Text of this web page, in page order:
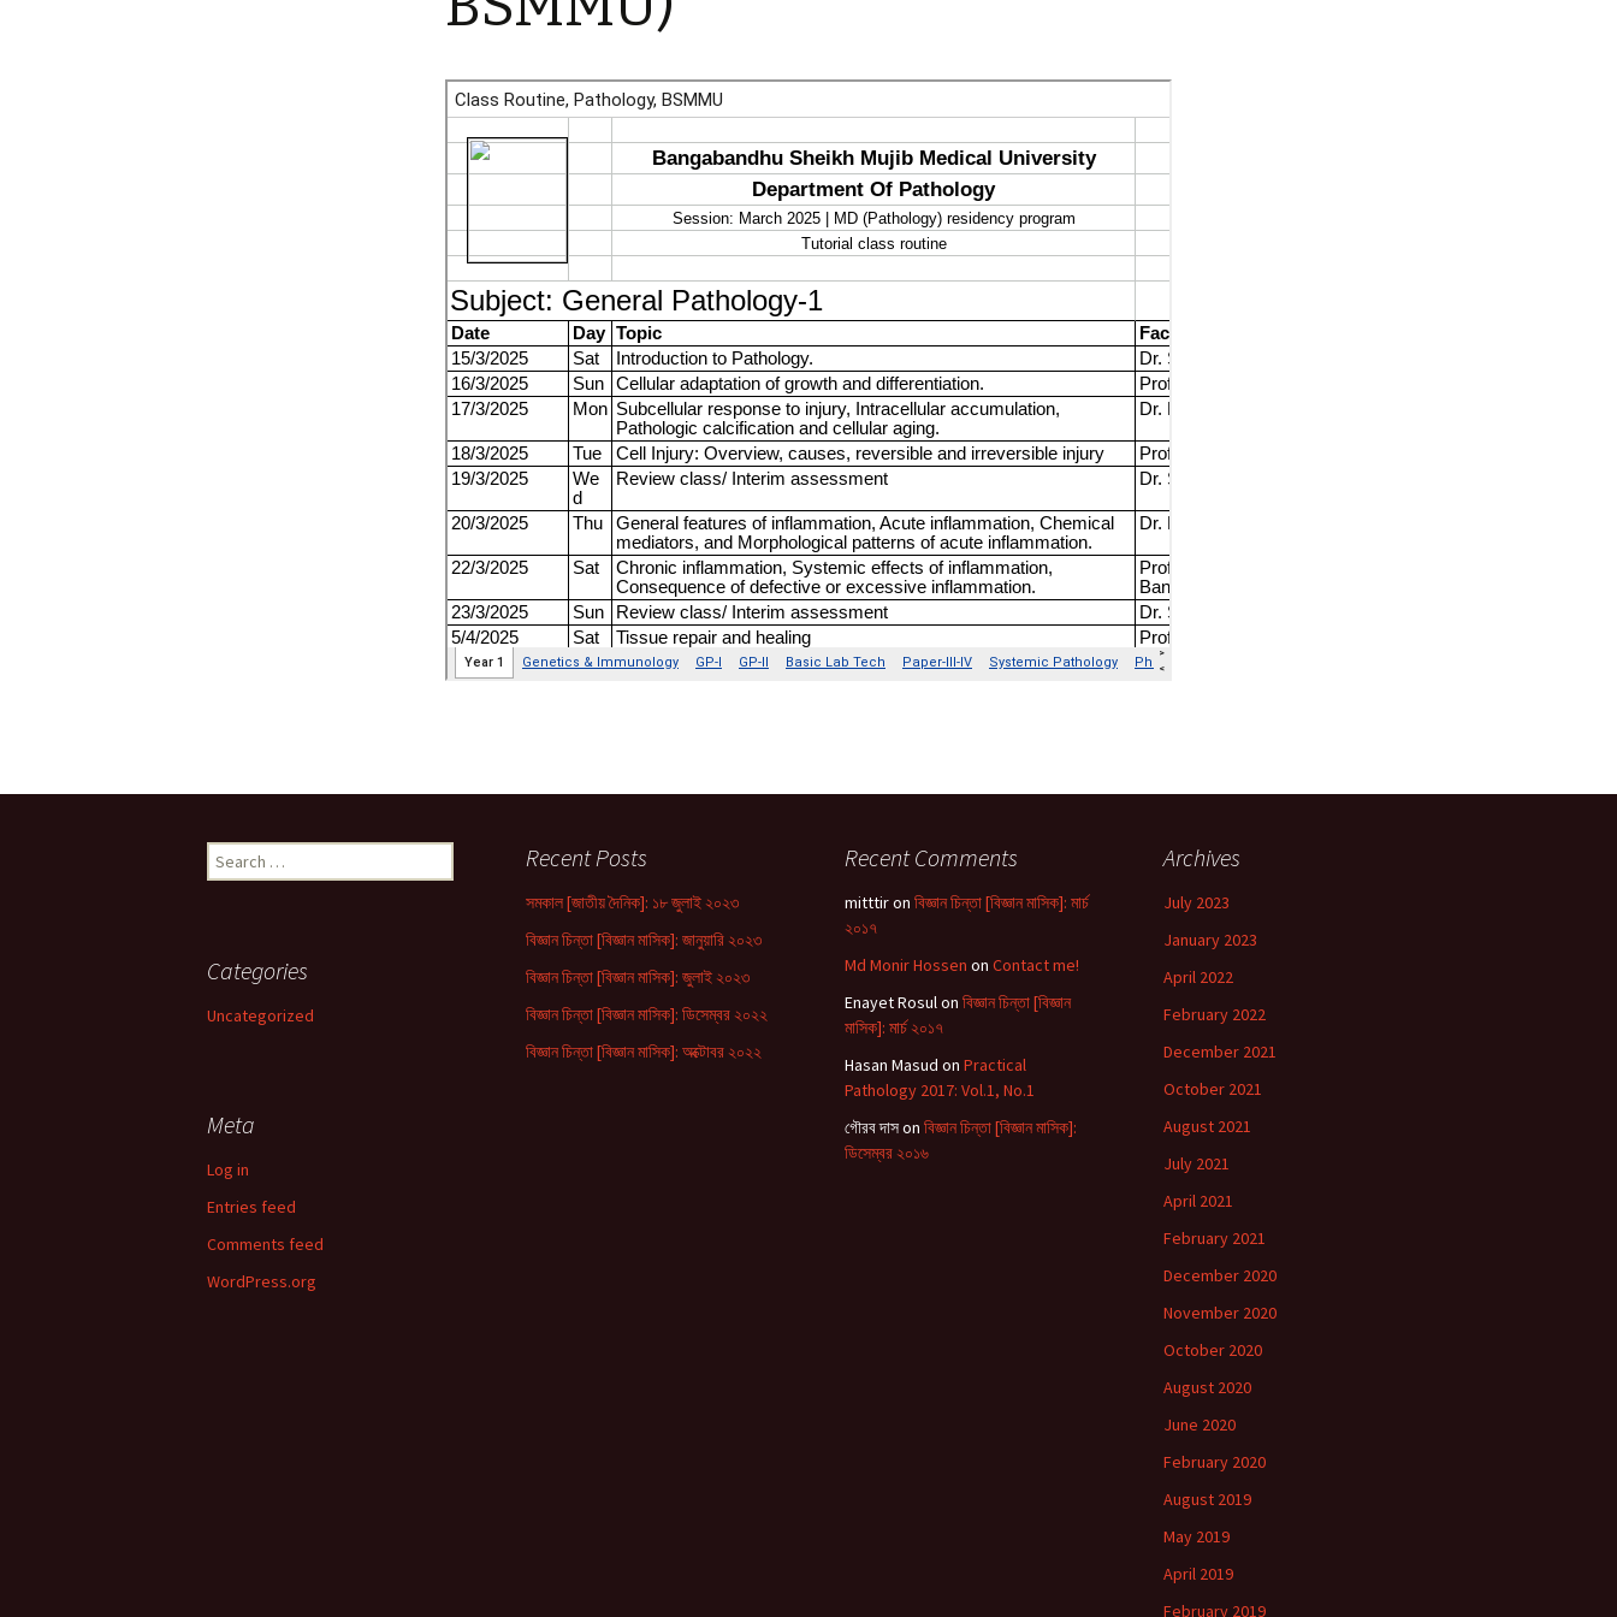
Bhabchho
Hatekolome Biggan 2
করোনা বৃত্তান্ত | Corona
Brittanto
হাতেকলমে বিজ্ঞান |
Hatekolome Biggan
জীববিজ্ঞানের যত জিজ্ঞাসা |
Jibbigganer Joto Jiggasa
জীবনের গাণিতিক রহস্য: পপুলেশন
Jiboner Ganitik
Rohossyo: Population
Genetics O Game Theory
জ্যোতির্পদার্থবিজ্ঞান : লক্ষ্য যখন
অলিম্পিয়াড | Jyotirbiggan o
Jyotirpodarthobiggan :
Lokkho Jokhon Olympiad
জাতীয় চিকিৎসা জীবপ্রযুক্তি
কর্মপরিকল্পনা (২০১৮-২০২৭) |
জীববিজ্ঞান: নবম-দশম শ্রেণি |
বুঝে করি জ্যামিতি | Bujhe Kori
Jyamiti
জীববিজ্ঞান অলিম্পিয়াড সংকলন |
আমার প্রথম গণিত বই | Amar
Prothom Gonit Boi
Altruism
Hardy-Weinberg
Simulator
Universal Numerical Base
Converter
Probabilistic
Value of Pi by Buffon’s
Needle
Expected Value vs. Trial
Length
Proabilistic
Determination of the
Value of e by Shuffling
Coin-toss and DNA
Cointoss Simulation to
Count Heads and Tails
Search
for:
Recent Posts
সমকাল [জাতীয় দৈনিক]: ১৮ জুলাই ২০২৩
বিজ্ঞান চিন্তা [বিজ্ঞান মাসিক]: জানুয়ারি ২০২৩
বিজ্ঞান চিন্তা [বিজ্ঞান মাসিক]: জুলাই ২০২৩
বিজ্ঞান চিন্তা [বিজ্ঞান মাসিক]: ডিসেম্বর ২০২২
বিজ্ঞান চিন্তা [বিজ্ঞান মাসিক]: অক্টোবর ২০২২
Recent Comments
mitttiron বিজ্ঞান চিন্তা [বিজ্ঞান মাসিক]: মার্চ
২০১৭
Md Monir Hossen on Contact me!
Enayet Rosulon বিজ্ঞান চিন্তা [বিজ্ঞান
মাসিক]: মার্চ ২০১৭
Hasan Masud on Practical
Pathology 2017: Vol.1, No.1
গৌরব দাসon বিজ্ঞান চিন্তা [বিজ্ঞান মাসিক]:
ডিসেম্বর ২০১৬
Archives
July 2023
January 2023
April 2022
February 2022
December 2021
October 2021
August 2021
July 2021
April 2021
February 2021
December 2020
November 2020
October 2020
August 2020
June 2020
February 2020
August 2019
May 2019
April 2019
February 2019
Categories
Uncategorized
Meta
Log in
Entries feed
Comments feed
WordPress.org